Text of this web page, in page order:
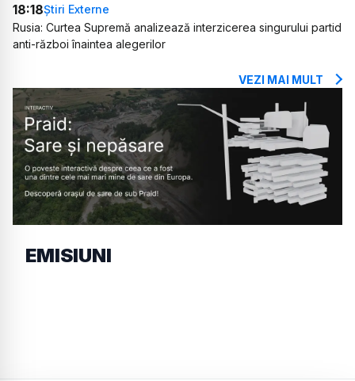
18:18Știri Externe
Rusia: Curtea Supremă analizează interzicerea singurului partid
anti-război înaintea alegerilor
VEZI MAI MULT
EMISIUNI